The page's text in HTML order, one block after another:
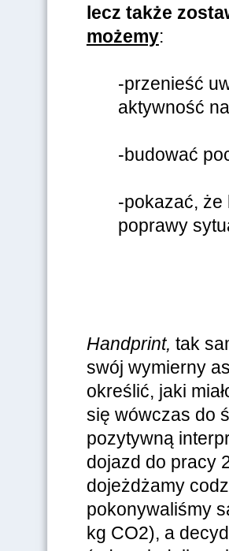
lecz także
możemy:
-przenieść
aktywność
-budować
-pokazać, że
poprawy
Handprint, tak
swój wymierny
określić, jaki
się wówczas do
pozytywną
dojazd do pracy
dojeżdżamy
pokonywaliśmy
kg CO2), a